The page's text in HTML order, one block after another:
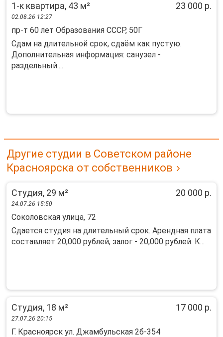
1-к квартира, 43 м² 23 000 р.
02.08.26 12:27
пр-т 60 лет Образования СССР, 50Г
Сдам на длительной срок, сдаём как пустую.
Дополнительная информация: санузел -
раздельный....
Другие студии в Советском районе
Красноярска от собственников
Студия, 29 м² 20 000 р.
24.07.26 15:50
Соколовская улица, 72
Сдается студия на длительный срок. Арендная плата
составляет 20,000 рублей, залог - 20,000 рублей. К...
Студия, 18 м² 17 000 р.
27.07.26 20:15
Г. Красноярск ул. Джамбульская 2б-354